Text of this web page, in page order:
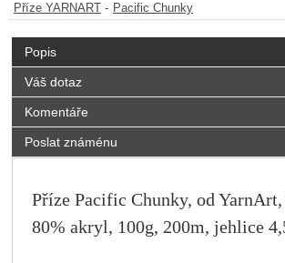
Příze YARNART - Pacific Chunky
Popis
Váš dotaz
Komentáře
Poslat známénu
Příze Pacific Chunky, od
80% akryl, 100g, 200m, jehlice